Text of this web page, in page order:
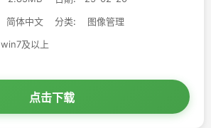
简体中文 分类:
图像管理
win7及以上
点击下载